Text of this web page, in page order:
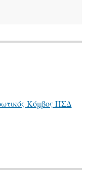
Κόμβος ΠΣΔ